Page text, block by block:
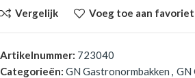
Vergelijk Voeg toe aan
Artikelnummer: 723040
Categorieën: GN Gastronormbakken
GN